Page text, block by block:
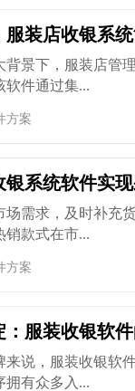
装店收银系
背景下，服装店管
软件通过集...
方案
系统软件实
场需求，及时补充
销款式在市...
方案
服装收银软
来说，服装收银软
拥有众多入...